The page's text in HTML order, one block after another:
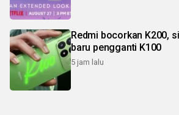
Redmi bocorkan K200,
baru pengganti K100
5 jam lalu